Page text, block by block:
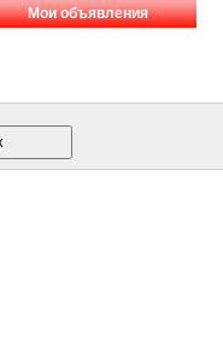
Мои объявления